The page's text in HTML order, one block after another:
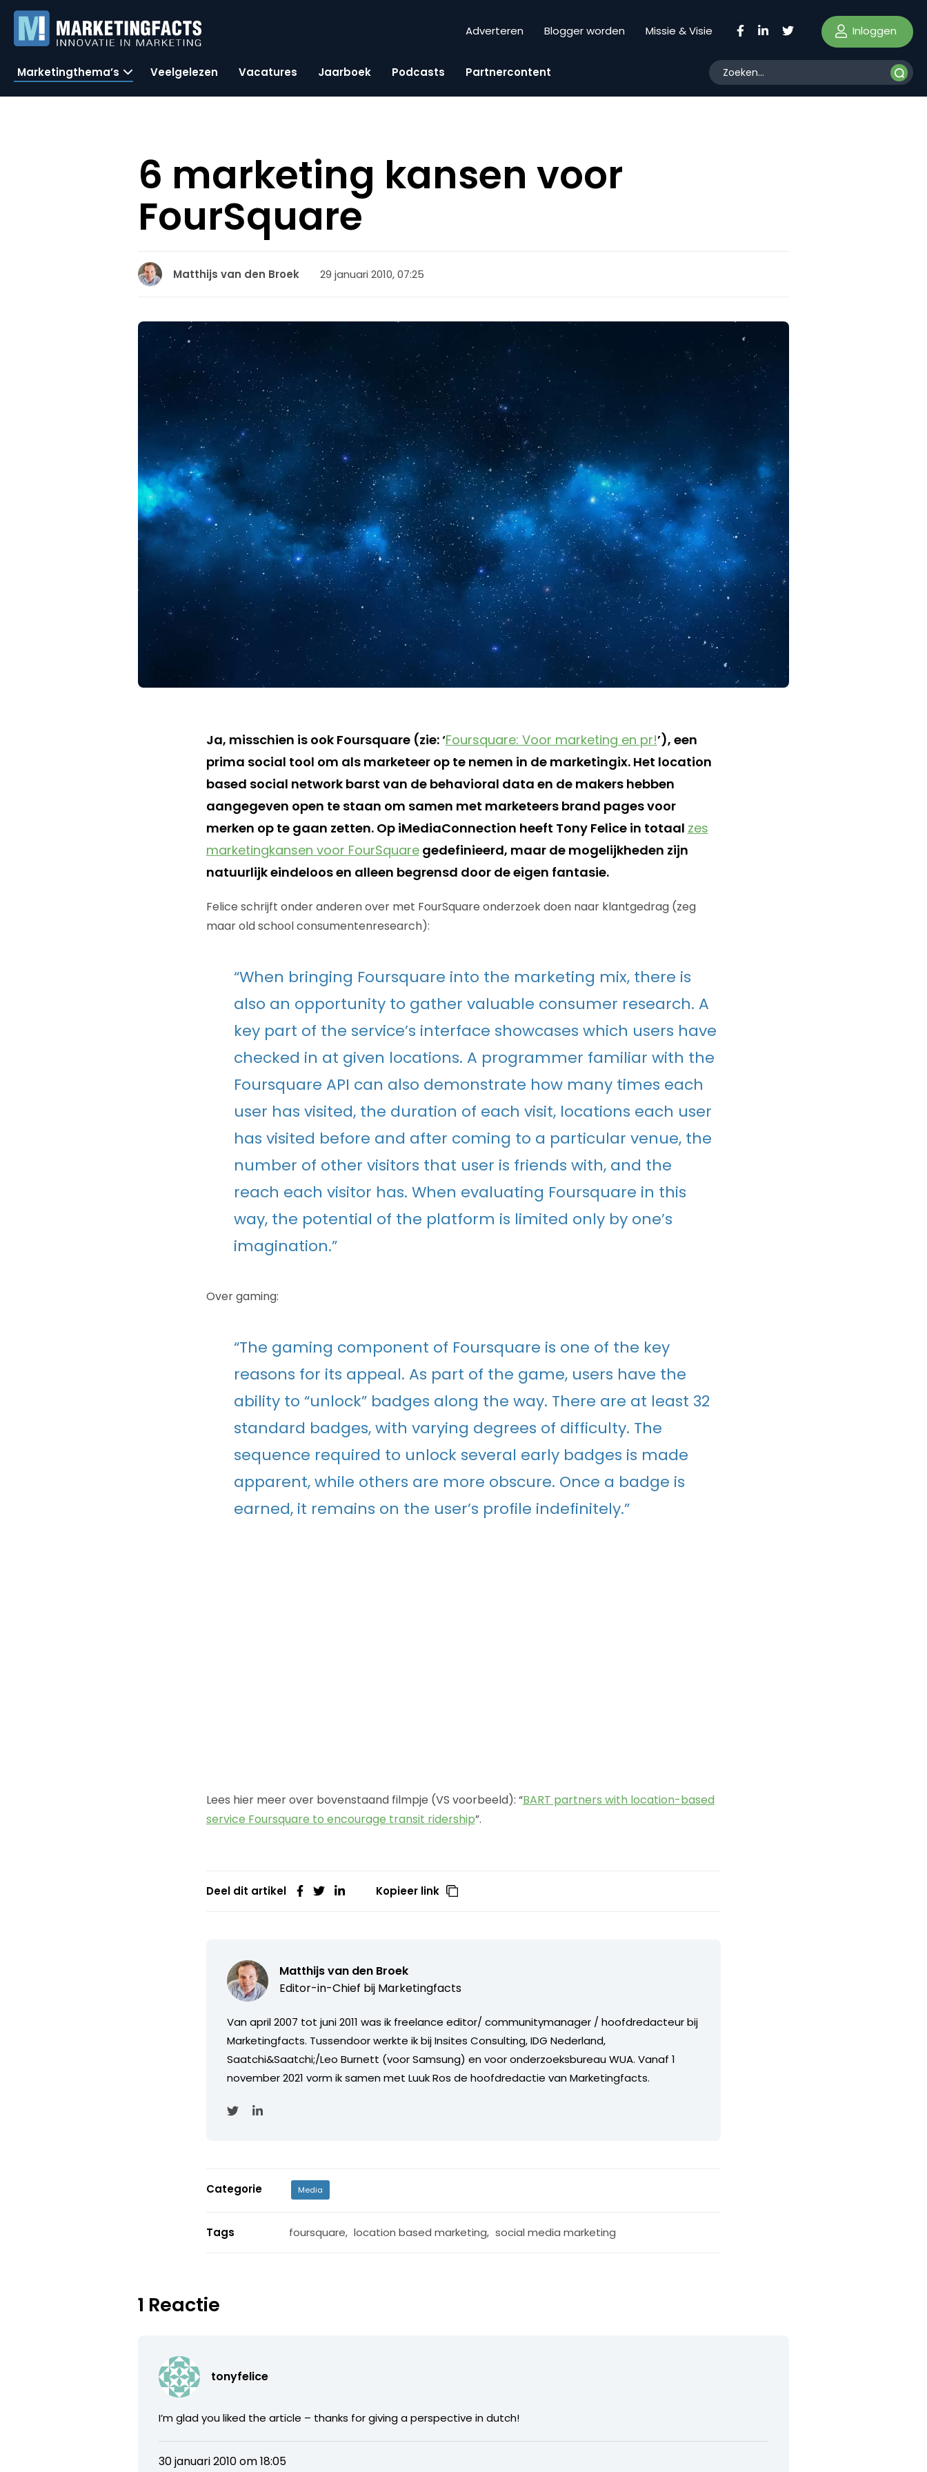
Adverteren Blogger worden Missie & Visie Inloggen
Marketingthema’s Veelgelezen Vacatures Jaarboek Podcasts Partnercontent
6 marketing kansen voor
FourSquare
Matthijs van den Broek 29 januari 2010, 07:25
Ja, misschien is ook Foursquare (zie: ‘Foursquare: Voor marketing en pr!’), een
prima social tool om als marketeer op te nemen in de marketingix. Het location
based social network barst van de behavioral data en de makers hebben
aangegeven open te staan om samen met marketeers brand pages voor
merken op te gaan zetten. Op iMediaConnection heeft Tony Felice in totaal zes
marketingkansen voor FourSquaregedefinieerd, maar de mogelijkheden zijn
natuurlijk eindeloos en alleen begrensd door de eigen fantasie.
Felice schrijft onder anderen over met FourSquare onderzoek doen naar klantgedrag (zeg
maar old school consumentenresearch):
“When bringing Foursquare into the marketing mix, there is
also an opportunity to gather valuable consumer research. A
key part of the service’s interface showcases which users have
checked in at given locations. A programmer familiar with the
Foursquare API can also demonstrate how many times each
user has visited, the duration of each visit, locations each user
has visited before and after coming to a particular venue, the
number of other visitors that user is friends with, and the
reach each visitor has. When evaluating Foursquare in this
way, the potential of the platform is limited only by one’s
imagination.”
Over gaming:
“The gaming component of Foursquare is one of the key
reasons for its appeal. As part of the game, users have the
ability to “unlock” badges along the way. There are at least 32
standard badges, with varying degrees of difficulty. The
sequence required to unlock several early badges is made
apparent, while others are more obscure. Once a badge is
earned, it remains on the user’s profile indefinitely.”
Lees hier meer over bovenstaand filmpje (VS voorbeeld): “BART partners with location-based
service Foursquare to encourage transit ridership”.
Deel dit artikel Kopieer link
Matthijs van den Broek
Editor-in-Chief bij Marketingfacts
Van april 2007 tot juni 2011 was ik freelance editor/ communitymanager / hoofdredacteur bij
Marketingfacts. Tussendoor werkte ik bij Insites Consulting, IDG Nederland,
Saatchi&Saatchi;/Leo Burnett (voor Samsung) en voor onderzoeksbureau WUA. Vanaf 1
november 2021 vorm ik samen met Luuk Ros de hoofdredactie van Marketingfacts.
Categorie Media
Tags foursquare, location based marketing, social media marketing
1 Reactie
tonyfelice
I’m glad you liked the article – thanks for giving a perspective in dutch!
30 januari 2010 om 18:05